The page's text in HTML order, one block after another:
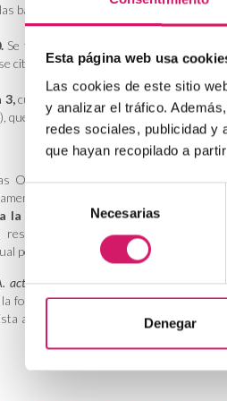
Esta página web usa
Las cookies de este sitio
y analizar el tráfico.
redes sociales, publicidad y
que hayan recopilado a
consentimiento
Necesarias
Denegar
bacterias. Cuando los CAMP son
Se trata de una citocina inflamatoria
citrulina, se vuelve menos eficaz.
3,cuya citrulinación desencadena la
que capturan y neutralizan bacterias
OMV deP. gingivalisno solo
para la patogénesis de esta
la virulencia deP. gingivalis.
Por un
residuos de arginina, generando
podría favorecer la evasión de la
actinomycetemcomitans,la
formación de poros en la membrana
alteración provoca una estimulación